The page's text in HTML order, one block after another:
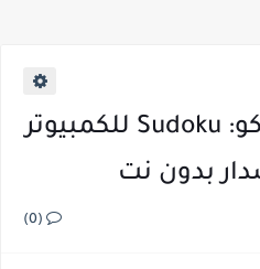
تحميل لعبة سودوكو: Sudoku للكمبيوتر
بدون نت
(0)